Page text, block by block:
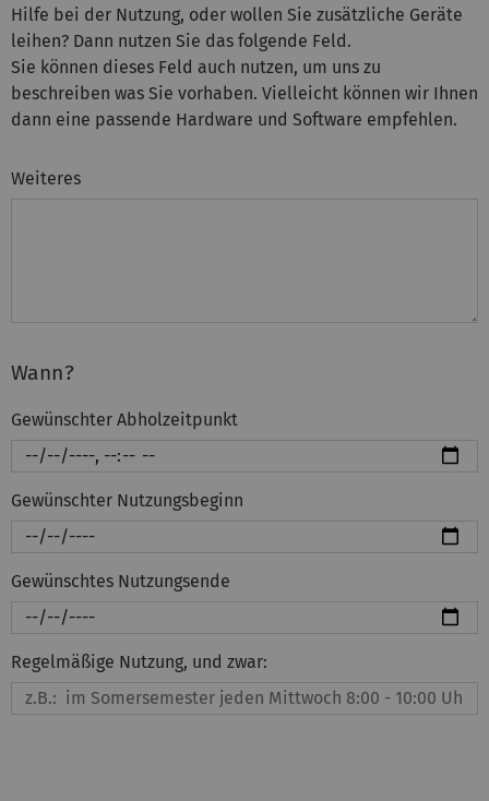
Hilfe bei der Nutzung, oder wollen Sie zusätzliche Geräte
leihen? Dann nutzen Sie das folgende Feld.
Sie können dieses Feld auch nutzen, um uns zu
beschreiben was Sie vorhaben. Vielleicht können wir Ihnen
dann eine passende Hardware und Software empfehlen.
Weiteres
Wann?
Gewünschter Abholzeitpunkt
Gewünschter Nutzungsbeginn
Gewünschtes Nutzungsende
Regelmäßige Nutzung, und zwar: